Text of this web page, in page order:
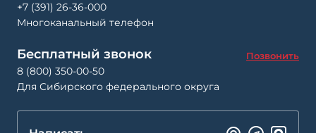
+7 (391) 26-36-000
Многоканальный телефон
Бесплатный звонок Позвонить
8 (800) 350-00-50
Для Сибирского федерального округа